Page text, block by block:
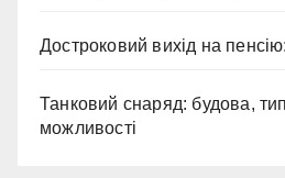
Достроковий вихід на
Танковий снаряд: будова,
можливості